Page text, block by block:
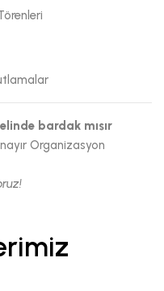
bardak mısır
Organizasyon